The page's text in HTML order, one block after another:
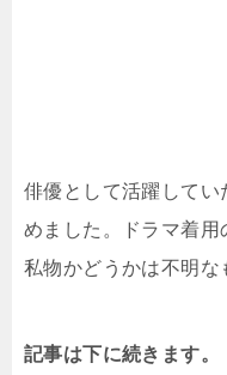
俳優として活躍してい
めました。ドラマ着用
私物かどうかは不明な
記事は下に続きます。